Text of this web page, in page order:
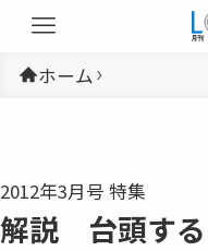
ホーム
2012年3月号 特集
解説 台頭する